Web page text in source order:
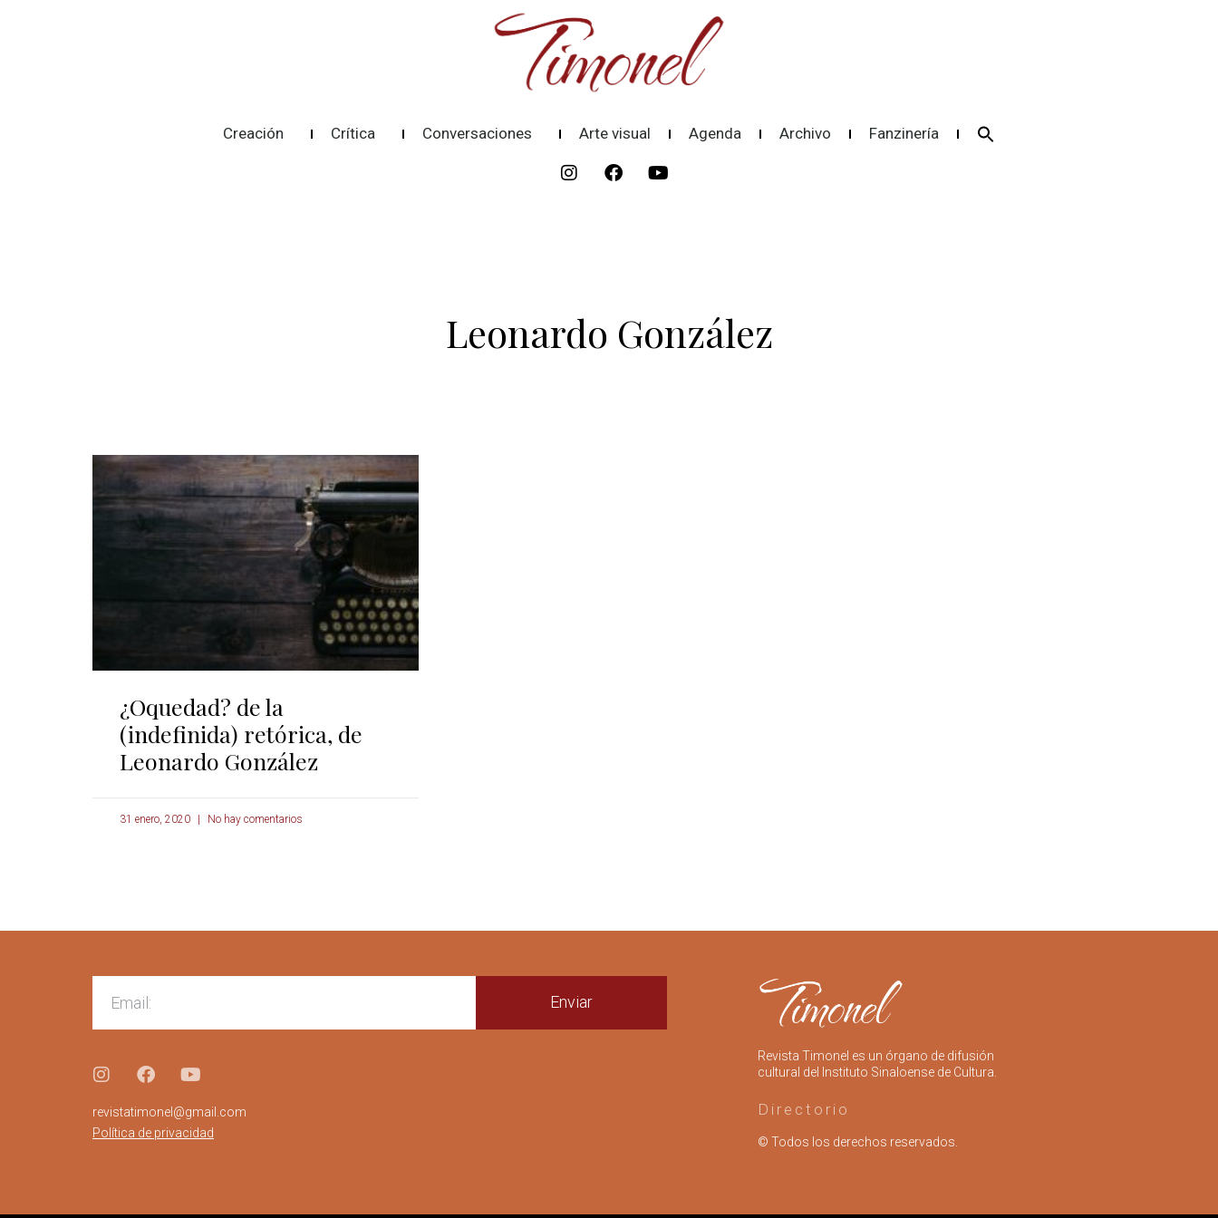
Creación Crítica Conversaciones Arte visual Agenda Archivo Fanzinería
Leonardo González
¿Oquedad? de la
(indefinida) retórica, de
Leonardo González
31 enero, 2020 No hay comentarios
Enviar
revistatimonel@gmail.com
Política de privacidad
Revista Timonel es un órgano de difusión
cultural del Instituto Sinaloense de Cultura.
Directorio
© Todos los derechos reservados.